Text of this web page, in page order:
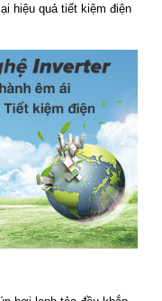
hiệu quả tiết kiệm điện